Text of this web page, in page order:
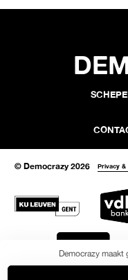
Democrazy
© Democrazy 2026 Privacy &